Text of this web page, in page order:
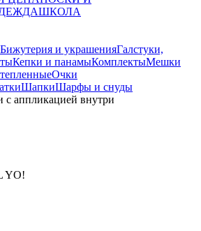
ШКОЛА
Бижутерия и украшенияГалстуки,
Кепки и панамыКомплектыМешки
Очки
ШапкиШарфы и снуды
аппликацией внутри
YO!